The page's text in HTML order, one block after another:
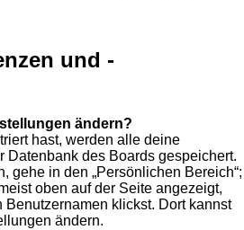
und -
ändern?
hast, werden alle deine
Datenbank des Boards gespeichert.
gehe in den „Persönlichen Bereich“;
oben auf der Seite angezeigt,
Benutzernamen klickst. Dort kannst
ändern.